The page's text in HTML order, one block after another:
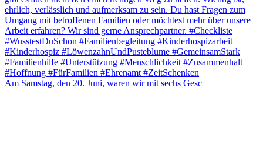
Am Samstag, den 20. Juni, waren wir mit sechs Gesc